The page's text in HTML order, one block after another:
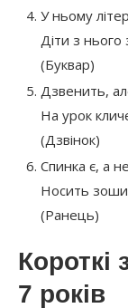
У ньому
Діти з нього
(Буквар)
Дзвенить,
На урок
(Дзвінок)
Спинка є, а
Носить
(Ранець)
Короткі
7 років